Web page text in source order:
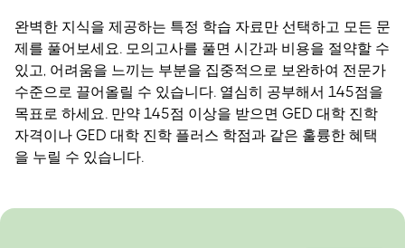
완벽한 지식을 제공하는 특정 학습 자료만 선택하고 모든 문
제를 풀어보세요. 모의고사를 풀면 시간과 비용을 절약할 수
있고, 어려움을 느끼는 부분을 집중적으로 보완하여 전문가
수준으로 끌어올릴 수 있습니다. 열심히 공부해서 145점을
목표로 하세요. 만약 145점 이상을 받으면 GED 대학 진학
자격이나 GED 대학 진학 플러스 학점과 같은 훌륭한 혜택
을 누릴 수 있습니다.